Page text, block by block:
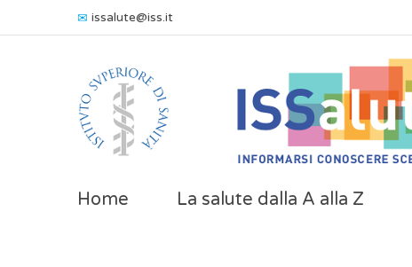
issalute@iss.it
Home La salute dalla A alla Z